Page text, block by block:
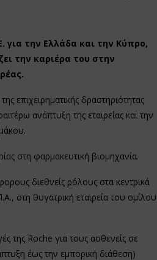
για την Ελλάδα και την Κύπρο,
την καριέρα του στην
επιχειρηματικής δραστηριότητας
ανάπτυξη της εταιρείας και την
στη φαρμακευτική βιομηχανία.
διεθνείς ρόλους στα κεντρικά
στη θυγατρική εταιρεία του ομίλου
της Roche για τους ασθενείς σε
έως την εμπορική διάθεση)